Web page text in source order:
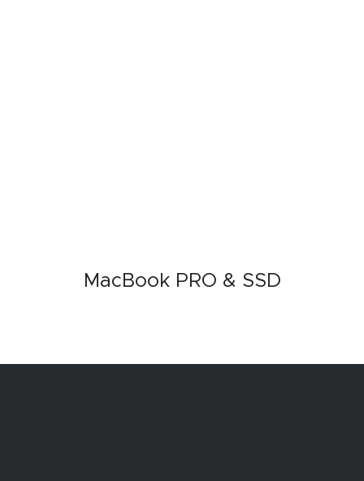
MacBook PRO & SSD